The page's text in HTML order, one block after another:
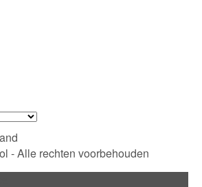
- Alle rechten voorbehouden